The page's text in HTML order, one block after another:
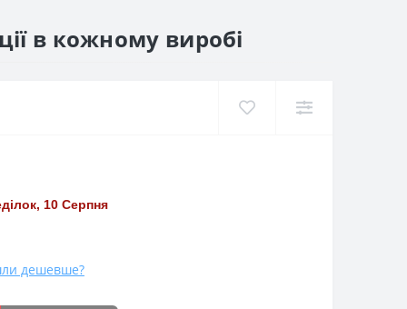
в кожному виробі
10 Серпня
дешевше?